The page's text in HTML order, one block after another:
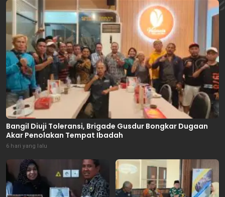
Bangil Diuji Toleransi, Brigade Gusdur Bongkar Dugaan
Akar Penolakan Tempat Ibadah
6 hari yang lalu